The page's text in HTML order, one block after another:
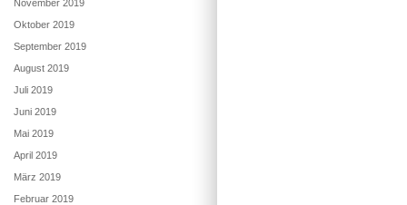
November 2019
Oktober 2019
September 2019
August 2019
Juli 2019
Juni 2019
Mai 2019
April 2019
März 2019
Februar 2019